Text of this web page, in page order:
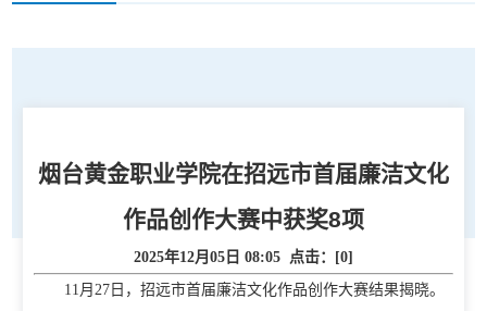
烟台黄金职业学院在招远市首届廉洁文化
作品创作大赛中获奖8项
2025年12月05日 08:05 点击：[0]
11月27日，招远市首届廉洁文化作品创作大赛结果揭晓。